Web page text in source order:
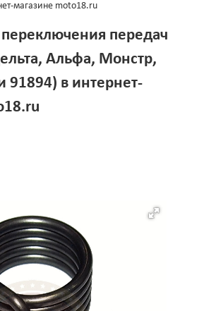
магазине moto18.ru
передач
Альфа, Монстр,
в интернет-